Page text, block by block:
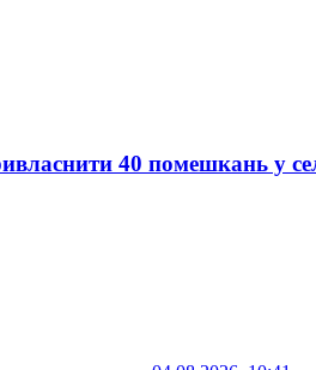
40 помешкань у